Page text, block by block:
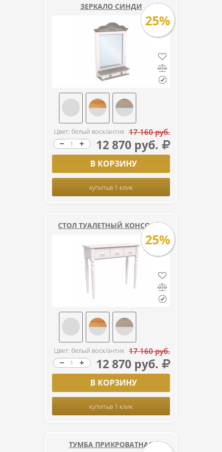
ЗЕРКАЛО СИНДИ
25%
Цвет: белый воск/антик 17 160 руб.
12 870 руб.
В КОРЗИНУ
купитьв 1 клик
СТОЛ ТУАЛЕТНЫЙ КОНСОЛЕА
25%
Цвет: белый воск/антик 17 160 руб.
12 870 руб.
В КОРЗИНУ
купитьв 1 клик
ТУМБА ПРИКРОВАТНАЯ